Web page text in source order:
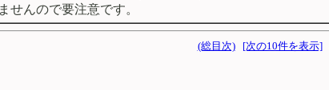
せんので要注意です。
(総目次) [次の10件を表示]